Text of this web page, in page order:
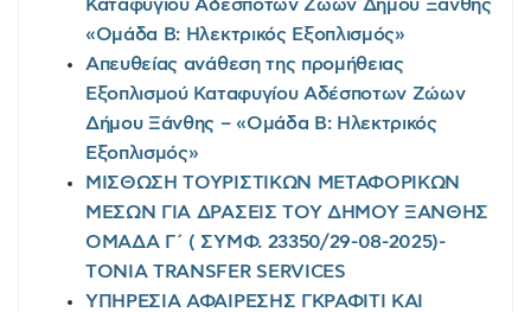
Καταφυγίου Αδέσποτων Ζώων Δήμου Ξάνθης
«Ομάδα Β: Ηλεκτρικός Εξοπλισμός»
Απευθείας ανάθεση της προμήθειας
Εξοπλισμού Καταφυγίου Αδέσποτων Ζώων
Δήμου Ξάνθης – «Ομάδα Β: Ηλεκτρικός
Εξοπλισμός»
ΜΙΣΘΩΣΗ ΤΟΥΡΙΣΤΙΚΩΝ ΜΕΤΑΦΟΡΙΚΩΝ
ΜΕΣΩΝ ΓΙΑ ΔΡΑΣΕΙΣ ΤΟΥ ΔΗΜΟΥ ΞΑΝΘΗΣ
ΟΜΑΔΑ Γ΄ ( ΣΥΜΦ. 23350/29-08-2025)-
TONIA TRANSFER SERVICES
ΥΠΗΡΕΣΙΑ ΑΦΑΙΡΕΣΗΣ ΓΚΡΑΦΙΤΙ ΚΑΙ